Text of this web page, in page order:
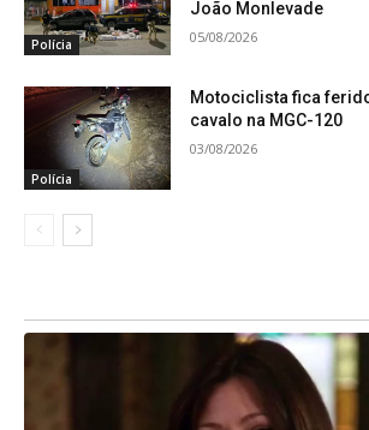
aos fundos da residência.
Polícia
João Monlevade
05/08/2026
Polícia
Motociclista fica
cavalo na MGC-120
03/08/2026